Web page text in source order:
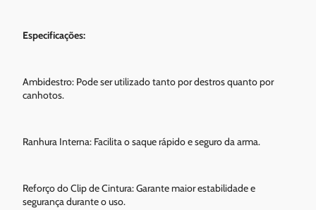
Especificações:
Ambidestro: Pode ser utilizado tanto por destros quanto por
canhotos.
Ranhura Interna: Facilita o saque rápido e seguro da arma.
Reforço do Clip de Cintura: Garante maior estabilidade e
segurança durante o uso.